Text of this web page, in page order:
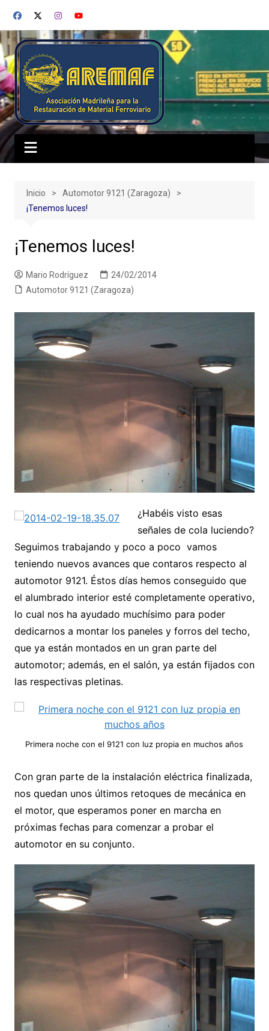
contenido
Inicio
Automotor 9121 (Zaragoza)
¡Tenemos luces!
¡Tenemos luces!
Mario Rodríguez
24/02/2014
Automotor 9121 (Zaragoza)
¿Habéis visto esas
señales de cola luciendo?
Seguimos trabajando y poco a poco vamos
teniendo nuevos avances que contaros respecto al
automotor 9121. Éstos días hemos conseguido que
el alumbrado interior esté completamente operativo,
lo cual nos ha ayudado muchísimo para poder
dedicarnos a montar los paneles y forros del techo,
que ya están montados en un gran parte del
automotor; además, en el salón, ya están fijados con
las respectivas pletinas.
Primera noche con el 9121 con luz propia en muchos años
Con gran parte de la instalación eléctrica finalizada,
nos quedan unos últimos retoques de mecánica en
el motor, que esperamos poner en marcha en
próximas fechas para comenzar a probar el
automotor en su conjunto.